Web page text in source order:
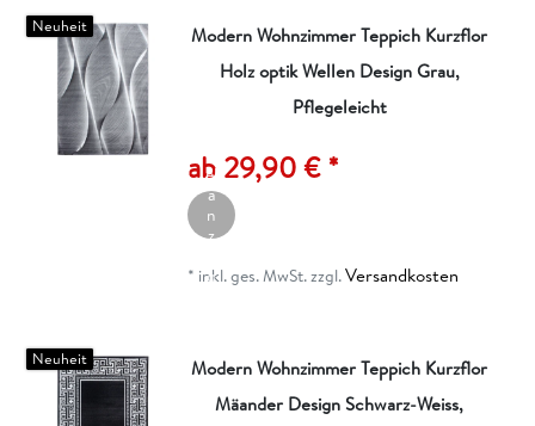
Neuheit
Modern Wohnzimmer Teppich Kurzflor
Holz optik Wellen Design Grau,
Pflegeleicht
ab 29,90 € *
ik
el
a
n
z
g
* inkl. ges. MwSt.zzgl.Versandkosten
Neuheit
Modern Wohnzimmer Teppich Kurzflor
Mäander Design Schwarz-Weiss,